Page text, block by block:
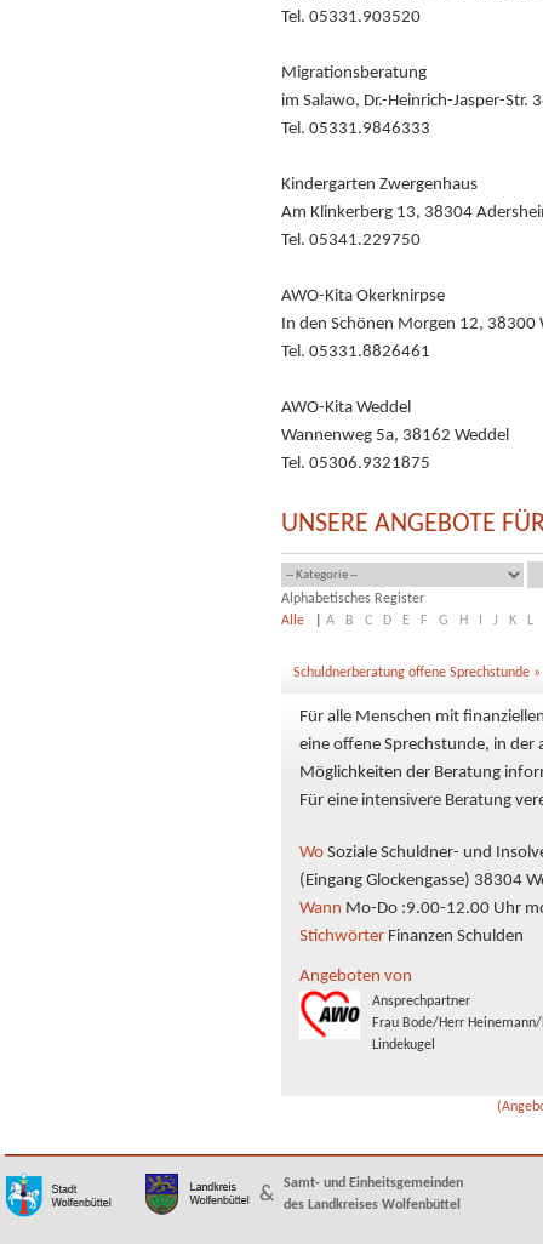
Tel. 05331.903520
Migrationsberatung
im Salawo, Dr.-Heinrich-Jasper-Str.
Tel. 05331.9846333
Kindergarten Zwergenhaus
Am Klinkerberg 13, 38304
Tel. 05341.229750
AWO-Kita Okerknirpse
In den Schönen Morgen 12,
Tel. 05331.8826461
AWO-Kita Weddel
Wannenweg 5a, 38162 Weddel
Tel. 05306.9321875
UNSERE ANGEBOTE
Alphabetisches Register
Alle
A B C D E F G H J K L
Schuldnerberatung offene Sprechstunde »
Für alle Menschen mit
eine offene Sprechstunde, in der
Möglichkeiten der Beratung
Für eine intensivere Beratung
WoSoziale Schuldner- und
(Eingang Glockengasse) 38304
Wann Mo-Do :9.00-12.00 Uhr
Stichwörter Finanzen Schulden
Angeboten von
Ansprechpartner
Frau Bode/Herr
Lindekugel
&
Samt- und Einheitsgemeinden
des Landkreises Wolfenbüttel